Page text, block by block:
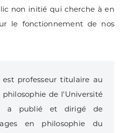
non initié qui cherche à en
le fonctionnement de nos
est professeur titulaire au
de l'Université
a publié et dirigé de
en philosophie du